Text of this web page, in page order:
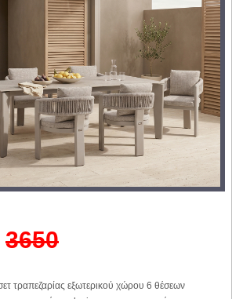
3650
τραπεζαρίας εξωτερικού χώρου 6 θέσεων